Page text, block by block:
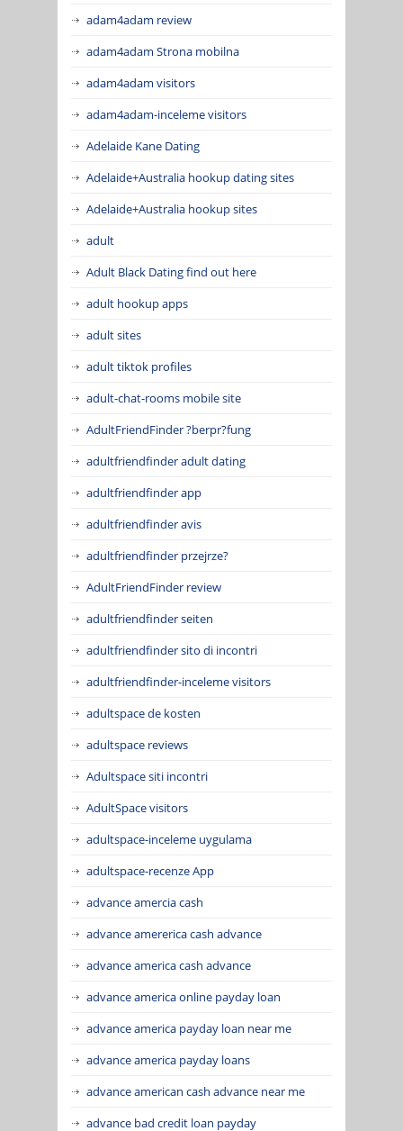
adam4adam review
adam4adam Strona mobilna
adam4adam visitors
adam4adam-inceleme visitors
Adelaide Kane Dating
Adelaide+Australia hookup dating sites
Adelaide+Australia hookup sites
adult
Adult Black Dating find out here
adult hookup apps
adult sites
adult tiktok profiles
adult-chat-rooms mobile site
AdultFriendFinder ?berpr?fung
adultfriendfinder adult dating
adultfriendfinder app
adultfriendfinder avis
adultfriendfinder przejrze?
AdultFriendFinder review
adultfriendfinder seiten
adultfriendfinder sito di incontri
adultfriendfinder-inceleme visitors
adultspace de kosten
adultspace reviews
Adultspace siti incontri
AdultSpace visitors
adultspace-inceleme uygulama
adultspace-recenze App
advance amercia cash
advance amererica cash advance
advance america cash advance
advance america online payday loan
advance america payday loan near me
advance america payday loans
advance american cash advance near me
advance bad credit loan payday